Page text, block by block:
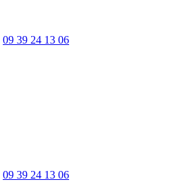
09 39 24 13 06
09 39 24 13 06